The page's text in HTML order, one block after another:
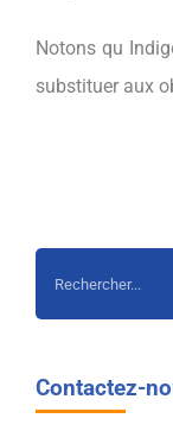
Notons qu
substituer aux
Contactez-